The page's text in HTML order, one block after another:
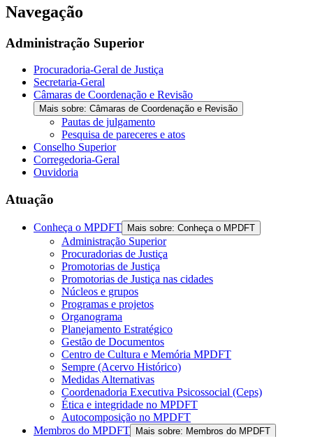
Navegação
Administração Superior
Procuradoria-Geral de Justiça
Secretaria-Geral
Câmaras de Coordenação e Revisão
Mais sobre: Câmaras de Coordenação e Revisão
Pautas de julgamento
Pesquisa de pareceres e atos
Conselho Superior
Corregedoria-Geral
Ouvidoria
Atuação
Conheça o MPDFT Mais sobre: Conheça o MPDFT
Administração Superior
Procuradorias de Justiça
Promotorias de Justiça
Promotorias de Justiça nas cidades
Núcleos e grupos
Programas e projetos
Organograma
Planejamento Estratégico
Gestão de Documentos
Centro de Cultura e Memória MPDFT
Sempre (Acervo Histórico)
Medidas Alternativas
Coordenadoria Executiva Psicossocial (Ceps)
Ética e integridade no MPDFT
Autocomposição no MPDFT
Membros do MPDFT
Mais sobre: Membros do MPDFT